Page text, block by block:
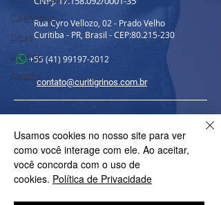
Calendário
Dicas
Agenda
Relatos
Rua Cyro Vellozo, 02 - Prado Velho
Curitiba - PR, Brasil - CEP:80.215-230
+55 (41) 99197-2012
​contato@curitigrinos.com.br
©
EXPEDIENTE
Usamos cookies no nosso site para ver
como você interage com ele. Ao aceitar,
você concorda com o uso de
cookies. Política de Privacidade